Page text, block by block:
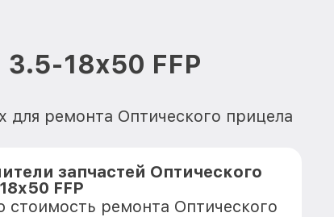
3.5-18x50 FFP
ремонта Оптического прицела
запчастей Оптического
FFP
стоимость ремонта Оптического